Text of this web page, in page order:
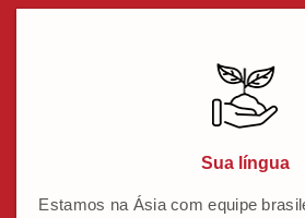
Sua língua
Estamos na Ásia com equipe